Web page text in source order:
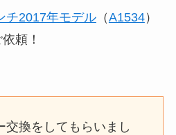
チ2017年モデル（A1534）
頼！
交換をしてもらいまし